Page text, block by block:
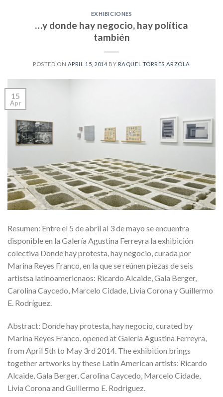
EXHIBICIONES
…y donde hay negocio, hay política
también
POSTED ON APRIL 15, 2014 BY RAQUEL TORRES ARZOLA
15
Apr
Resumen: Entre el 5 de abril al 3 de mayo se encuentra
disponible en la Galería Agustina Ferreyra la exhibición
colectiva Donde hay protesta, hay negocio, curada por
Marina Reyes Franco, en la que se reúnen piezas de seis
artistsa latinoamericnaos: Ricardo Alcaide, Gala Berger,
Carolina Caycedo, Marcelo Cidade, Livia Corona y Guillermo
E. Rodríguez.
Abstract: Donde hay protesta, hay negocio, curated by
Marina Reyes Franco, opened at Galería Agustina Ferreyra,
from April 5th to May 3rd 2014. The exhibition brings
together artworks by these Latin American artists: Ricardo
Alcaide, Gala Berger, Carolina Caycedo, Marcelo Cidade,
Livia Corona and Guillermo E. Rodriguez.